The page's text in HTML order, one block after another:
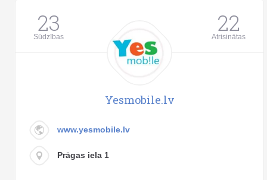
23
Sūdzības 22
Atrisinātas
Yesmobile.lv
www.yesmobile.lv
Prāgas iela 1